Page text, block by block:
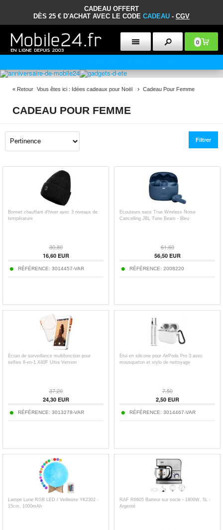
CADEAU OFFERT
DÈS 25 € D'ACHAT AVEC LE CODE CADEAU - CGV
0
« Retour Vous êtes ici : Idées cadeaux pour Noël Cadeau Pour Femme
CADEAU POUR FEMME
Filtrer
Bonnet chauffant d'hiver avec 3 niveaux de
température
30,80
16,60EUR
RÉFÉRENCE: 3014457-VAR
Ecouteurs sans True Wireless Noise
Cancelling JBL Tune Beam - Bleu
61,60
56,50EUR
RÉFÉRENCE: 2008220
Écran de surveillance multifonction pour
selfies 8-en-1 X40F Ultra Version
37,20
24,30EUR
RÉFÉRENCE: 3013278-VAR
Étui en silicone pour AirPods Pro 3 avec
mousqueton et stylo de nettoyage
7,50
2,50EUR
RÉFÉRENCE: 3014467-VAR
Lampe Lune RGB LED / Veilleuse YK2302 -
15cm, 1000mAh
RAF R6605 Batteur sur socle - 1800W, 5L -
Argenté